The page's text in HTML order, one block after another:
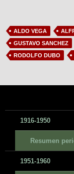
ALDO VEGA
GUSTAVO SANCHEZ
RODOLFO DUBO
1916-1950
Resumen
1951-1960